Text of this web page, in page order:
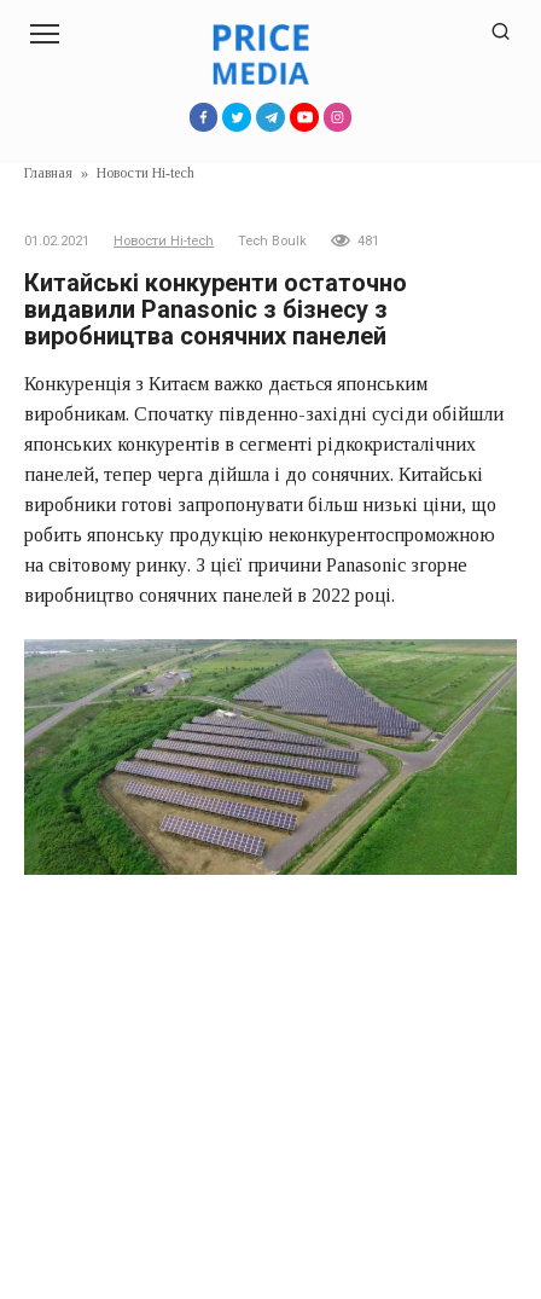
Главная » Новости Hi-tech
01.02.2021 Новости Hi-tech Tech Boulk 481
Китайські конкуренти остаточно
видавили Panasonic з бізнесу з
виробництва сонячних панелей
Конкуренція з Китаєм важко дається японським
виробникам. Спочатку південно-західні сусіди обійшли
японських конкурентів в сегменті рідкокристалічних
панелей, тепер черга дійшла і до сонячних. Китайські
виробники готові запропонувати більш низькі ціни, що
робить японську продукцію неконкурентоспроможною
на світовому ринку. З цієї причини Panasonic згорне
виробництво сонячних панелей в 2022 році.